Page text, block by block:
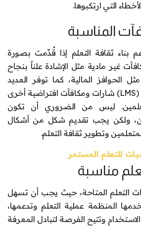
التي ارتكبوها.
بناء ثقافة التعلم إذا قُدِّمت بصورة
غير مادية مثل الإشادة علناً بنجاح
الحوافز المالية، كما توفر العديد
(LMS) شارات ومكافآت افتراضية أخرى
ليس من الضروري أن تكون
ولكن يجب تقديم شكل من أشكال
وتطوير ثقافة التعلم.
التعلم المتاحة، حيث يجب أن تسهل
المنظمة عملية التعلم وتدعمها،
وتتيح الفرصة لتبادل المعرفة